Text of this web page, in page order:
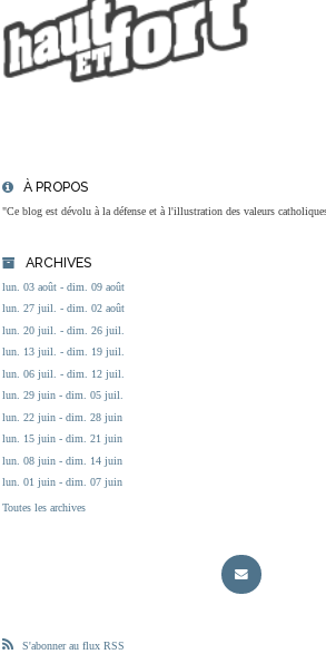
À PROPOS
"Ce blog est dévolu à la défense et à l'illustration des valeurs
ARCHIVES
lun. 03 août - dim. 09 août
lun. 27 juil. - dim. 02 août
lun. 20 juil. - dim. 26 juil.
lun. 13 juil. - dim. 19 juil.
lun. 06 juil. - dim. 12 juil.
lun. 29 juin - dim. 05 juil.
lun. 22 juin - dim. 28 juin
lun. 15 juin - dim. 21 juin
lun. 08 juin - dim. 14 juin
lun. 01 juin - dim. 07 juin
Toutes les archives
S'abonner au flux RSS